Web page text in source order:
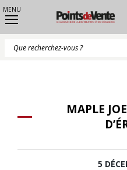
MENU
MAPLE
5